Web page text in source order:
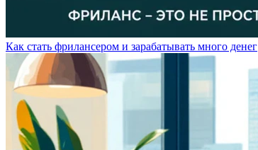
Как стать фрилансером и зарабатывать много денег